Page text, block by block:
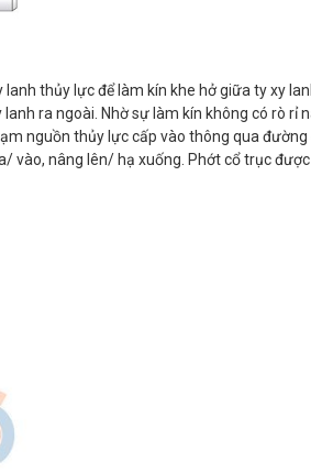
thủy lực để làm kín khe hở giữa ty xy
ra ngoài. Nhờ sự làm kín không có rò rỉ
nguồn thủy lực cấp vào thông qua
nâng lên/ hạ xuống. Phớt cổ trục